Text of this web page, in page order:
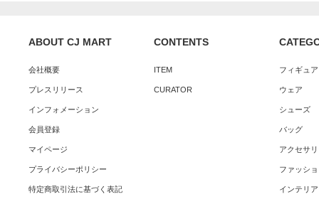
ABOUT CJ MART
会社概要
プレスリリース
インフォメーション
会員登録
マイページ
プライバシーポリシー
特定商取引法に基づく表記
CONTENTS
ITEM
CURATOR
フィギュ
ウェア
シューズ
バッグ
アクセサ
ファッシ
インテリア